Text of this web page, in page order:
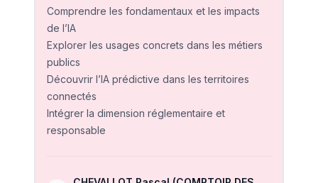
Comprendre les fondamentaux et les impacts
de l’IA
Explorer les usages concrets dans les métiers
publics
Découvrir l’IA prédictive dans les territoires
connectés
Intégrer la dimension réglementaire et
responsable